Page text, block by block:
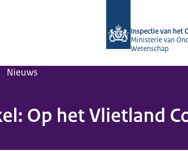
Inspectie van het
Ministerie van
Wetenschap
Nieuws
Op het Vlietland